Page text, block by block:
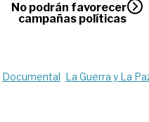
No podrán favorecer
campañas políticas
Documental La Guerra y La